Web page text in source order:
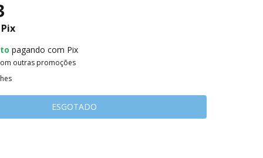
Pix
pagando com Pix
outras promoções